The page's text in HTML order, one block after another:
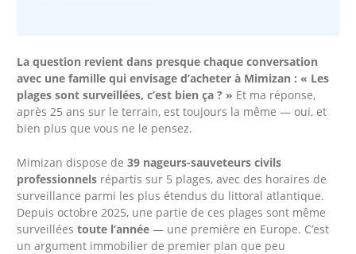
La question revient dans presque chaque conversation
avec une famille qui envisage d’acheter à Mimizan : « Les
plages sont surveillées, c’est bien ça ? » Et ma réponse,
après 25 ans sur le terrain, est toujours la même — oui, et
bien plus que vous ne le pensez.
Mimizan dispose de39 nageurs-sauveteurs civils
professionnels répartis sur 5 plages, avec des horaires de
surveillance parmi les plus étendus du littoral atlantique.
Depuis octobre 2025, une partie de ces plages sont même
surveilléestoute l’année — une première en Europe. C’est
un argument immobilier de premier plan que peu